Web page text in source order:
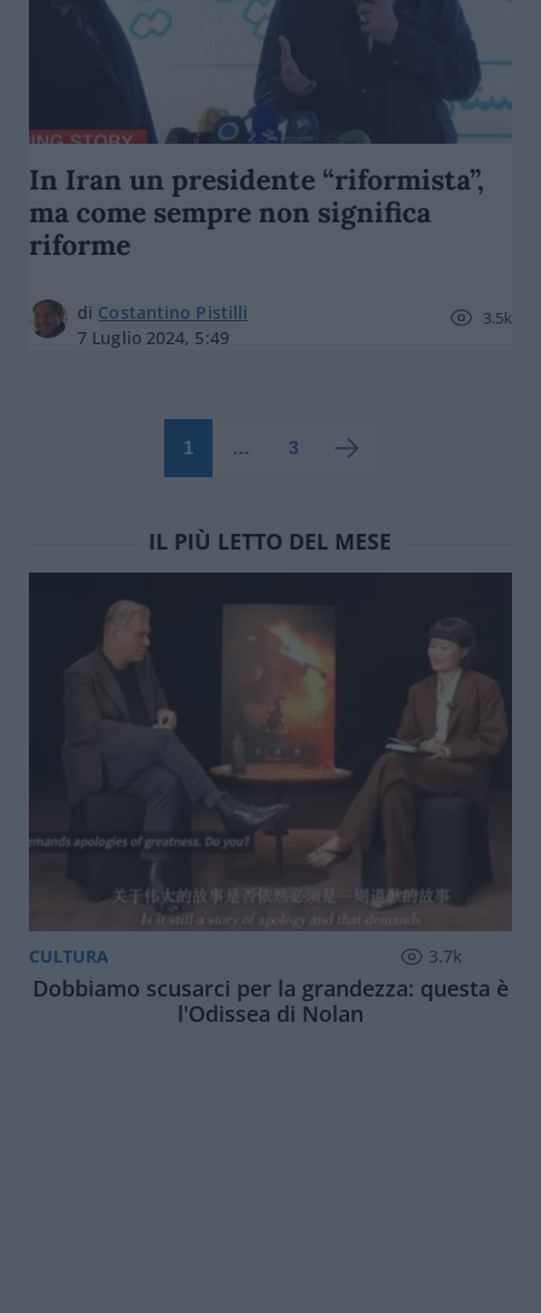
In Iran un presidente “riformista”,
ma come sempre non significa
riforme
di Costantino Pistilli
7 Luglio 2024, 5:49
3.5k
1 … 3
IL PIÙ LETTO DEL MESE
CULTURA 3.7k
Dobbiamo scusarci per la grandezza: questa è
l'Odissea di Nolan